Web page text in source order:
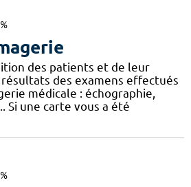
des patients et de leur
des examens effectués
médicale : échographie,
Si une carte vous a été